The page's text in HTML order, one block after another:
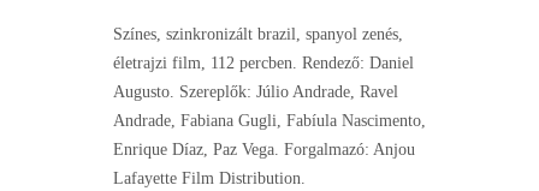
Színes, szinkronizált brazil, spanyol zenés,
életrajzi film, 112 percben. Rendező: Daniel
Augusto. Szereplők: Júlio Andrade, Ravel
Andrade, Fabiana Gugli, Fabíula Nascimento,
Enrique Díaz, Paz Vega. Forgalmazó: Anjou
Lafayette Film Distribution.